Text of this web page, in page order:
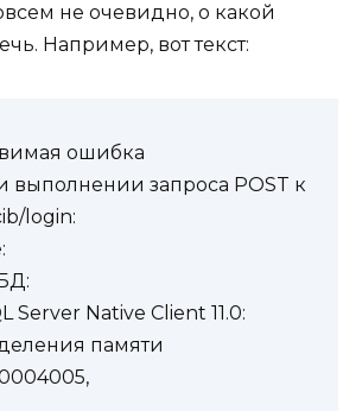
не очевидно, о какой
Например, вот текст:
ошибка
запроса POST к
login:
Server Native Client 11.0:
памяти